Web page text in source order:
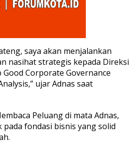
saya akan menjalankan
nasihat strategis kepada Direksi
Corporate Governance
ujar Adnas saat
Peluang di mata Adnas,
fondasi bisnis yang solid